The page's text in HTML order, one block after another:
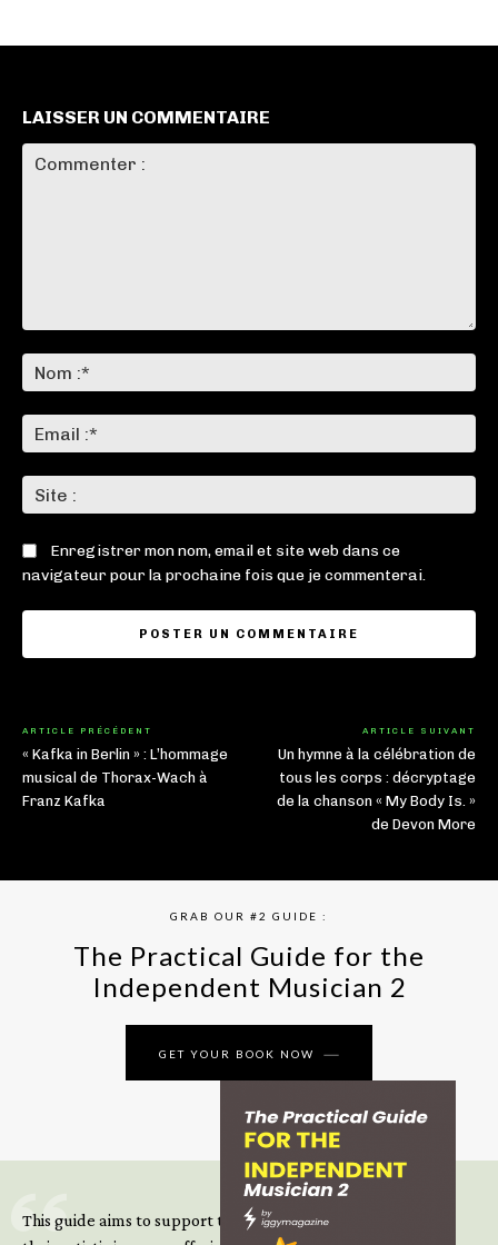
LAISSER UN COMMENTAIRE
:*
:*
:
Enregistrer mon nom, email et site web dans ce
navigateur pour la prochaine fois que je commenterai.
ARTICLE PRÉCÉDENT
« Kafka in Berlin » : L’hommage
musical de Thorax-Wach à
Franz Kafka
ARTICLE SUIVANT
Un hymne à la célébration de
tous les corps : décryptage
de la chanson « My Body Is. »
de Devon More
GRAB OUR #2 GUIDE :
The Practical Guide for the
Independent Musician 2
GET YOUR BOOK NOW
This guide aims to support those climbing the next steps of